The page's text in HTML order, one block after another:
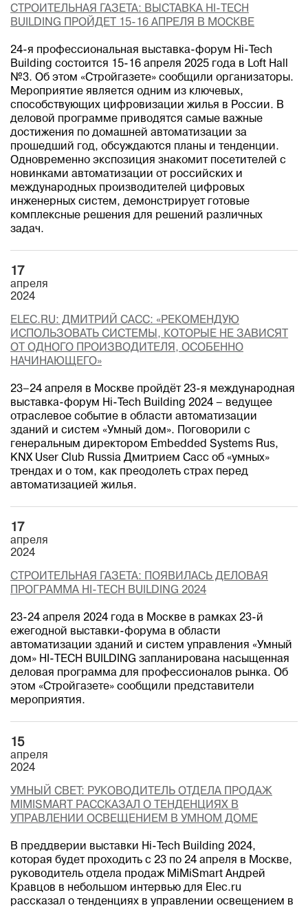
СТРОИТЕЛЬНАЯ ГАЗЕТА: ВЫСТАВКА HI-TECH
BUILDING ПРОЙДЕТ 15-16 АПРЕЛЯ В МОСКВЕ
24-я профессиональная выставка-форум Hi-Tech
Building состоится 15-16 апреля 2025 года в Loft Hall
№3. Об этом «Стройгазете» сообщили организаторы.
Мероприятие является одним из ключевых,
способствующих цифровизации жилья в России. В
деловой программе приводятся самые важные
достижения по домашней автоматизации за
прошедший год, обсуждаются планы и тенденции.
Одновременно экспозиция знакомит посетителей с
новинками автоматизации от российских и
международных производителей цифровых
инженерных систем, демонстрирует готовые
комплексные решения для решений различных
задач.
17
апреля
2024
ELEC.RU: ДМИТРИЙ САСС: «РЕКОМЕНДУЮ
ИСПОЛЬЗОВАТЬ СИСТЕМЫ, КОТОРЫЕ НЕ ЗАВИСЯТ
ОТ ОДНОГО ПРОИЗВОДИТЕЛЯ, ОСОБЕННО
НАЧИНАЮЩЕГО»
23–24 апреля в Москве пройдёт 23-я международная
выставка-форум Hi-Tech Building 2024 – ведущее
отраслевое событие в области автоматизации
зданий и систем «Умный дом». Поговорили с
генеральным директором Embedded Systems Rus,
KNX User Club Russia Дмитрием Сасс об «умных»
трендах и о том, как преодолеть страх перед
автоматизацией жилья.
17
апреля
2024
СТРОИТЕЛЬНАЯ ГАЗЕТА: ПОЯВИЛАСЬ ДЕЛОВАЯ
ПРОГРАММА HI-TECH BUILDING 2024
23-24 апреля 2024 года в Москве в рамках 23-й
ежегодной выставки-форума в области
автоматизации зданий и систем управления «Умный
дом» HI-TECH BUILDING запланирована насыщенная
деловая программа для профессионалов рынка. Об
этом «Стройгазете» сообщили представители
мероприятия.
15
апреля
2024
УМНЫЙ СВЕТ: РУКОВОДИТЕЛЬ ОТДЕЛА ПРОДАЖ
MIMISMART РАССКАЗАЛ О ТЕНДЕНЦИЯХ В
УПРАВЛЕНИИ ОСВЕЩЕНИЕМ В УМНОМ ДОМЕ
В преддверии выставки Hi-Tech Building 2024,
которая будет проходить с 23 по 24 апреля в Москве,
руководитель отдела продаж MiMiSmart Андрей
Кравцов в небольшом интервью для Elec.ru
рассказал о тенденциях в управлении освещением в